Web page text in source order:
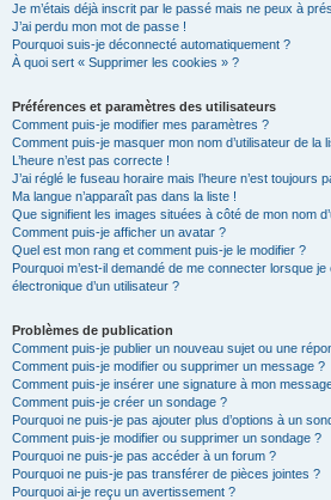
Je m’étais déjà inscrit par le passé mais ne peux à
J’ai perdu mon mot de passe !
Pourquoi suis-je déconnecté automatiquement ?
À quoi sert « Supprimer les cookies » ?
Préférences et paramètres des utilisateurs
Comment puis-je modifier mes paramètres ?
Comment puis-je masquer mon nom d’utilisateur de la
L’heure n’est pas correcte !
J’ai réglé le fuseau horaire mais l’heure n’est toujours
Ma langue n’apparaît pas dans la liste !
Que signifient les images situées à côté de mon nom
Comment puis-je afficher un avatar ?
Quel est mon rang et comment puis-je le modifier ?
Pourquoi m’est-il demandé de me connecter lorsque
électronique d’un utilisateur ?
Problèmes de publication
Comment puis-je publier un nouveau sujet ou une
Comment puis-je modifier ou supprimer un message ?
Comment puis-je insérer une signature à mon
Comment puis-je créer un sondage ?
Pourquoi ne puis-je pas ajouter plus d’options à un
Comment puis-je modifier ou supprimer un sondage ?
Pourquoi ne puis-je pas accéder à un forum ?
Pourquoi ne puis-je pas transférer de pièces jointes ?
Pourquoi ai-je reçu un avertissement ?